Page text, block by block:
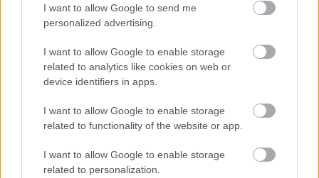
I want to allow Google to send me
personalized advertising.
I want to allow Google to enable storage
related to analytics like cookies on web or
device identifiers in apps.
I want to allow Google to enable storage
related to functionality of the website or app.
I want to allow Google to enable storage
related to personalization.
Az előadás este 7 órától kezdődik a Kőleves
Vendéglő (VII. ker. Kazinczy u. 41.) emeleti
helyiségében. Jegyinformáció a 06 20 776 07 44-es
telefonszámon, illetve a jegy@golemszinhaz.hu
email címen, online jegyvásárlás a színház
honlapján.
(Forrás: Gólem Színház)